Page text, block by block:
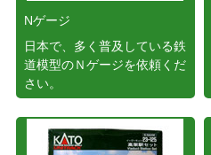
Nゲージ
日本で、多く普及している鉄
道模型のＮゲージを依頼くだ
さい。